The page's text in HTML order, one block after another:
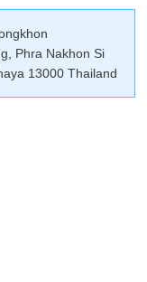
Phra Nakhon Si
13000 Thailand